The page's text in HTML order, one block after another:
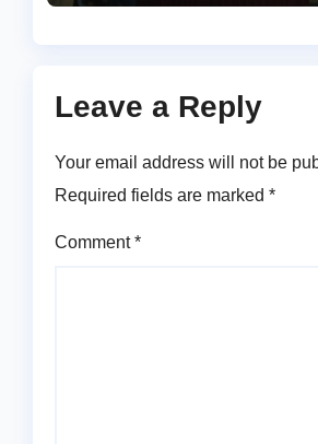
Leave a Reply
Your email address will not be
Required fields are marked *
Comment*